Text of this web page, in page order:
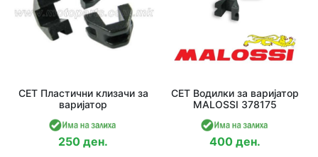
СЕТ Пластични клизачи за
варијатор
250 ден.
СЕТ Водилки за варијатор
MALOSSI 378175
400 ден.